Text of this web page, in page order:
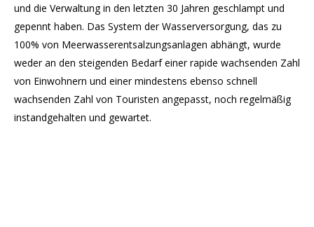
und die Verwaltung in den letzten 30 Jahren geschlampt und
gepennt haben. Das System der Wasserversorgung, das zu
100% von Meerwasserentsalzungsanlagen abhängt, wurde
weder an den steigenden Bedarf einer rapide wachsenden Zahl
von Einwohnern und einer mindestens ebenso schnell
wachsenden Zahl von Touristen angepasst, noch regelmäßig
instandgehalten und gewartet.